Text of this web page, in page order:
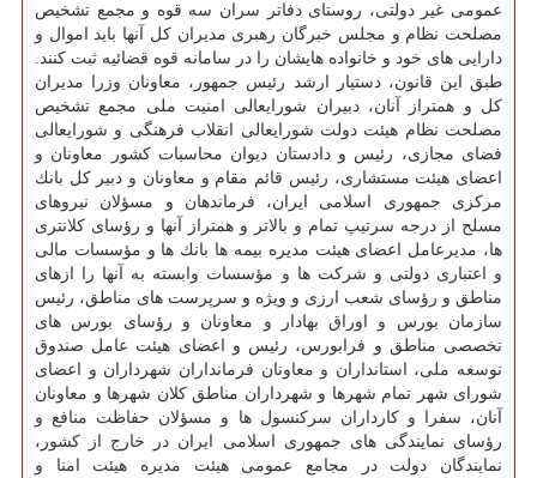
عمومی غیر دولتی، روستای دفاتر سران سه قوه و مجمع تشخیص
مصلحت نظام و مجلس خبرگان رهبری مدیران كل آنها باید اموال و
دارایی های خود و خانواده هایشان را در سامانه قوه قضائیه ثبت كنند.
طبق این قانون، دستیار ارشد رئیس جمهور، معاونان وزرا مدیران
كل و همتراز آنان، دبیران شورایعالی امنیت ملی مجمع تشخیص
مصلحت نظام هیئت دولت شورایعالی انقلاب فرهنگی و شورایعالی
فضای مجازی، رئیس و دادستان دیوان محاسبات كشور معاونان و
اعضای هیئت مستشاری، رئیس قائم مقام و معاونان و دبیر كل بانك
مركزی جمهوری اسلامی ایران، فرماندهان و مسؤلان نیروهای
مسلح از درجه سرتیپ تمام و بالاتر و همتراز آنها و رؤسای كلانتری
ها، مدیرعامل اعضای هیئت مدیره بیمه ها بانك ها و مؤسسات مالی
و اعتباری دولتی و شركت ها و مؤسسات وابسته به آنها را ازهای
مناطق و رؤسای شعب ارزی و ویژه و سرپرست های مناطق، رئیس
سازمان بورس و اوراق بهادار و معاونان و رؤسای بورس های
تخصصی مناطق و فرابورس، رئیس و اعضای هیئت عامل صندوق
توسعه ملی، استانداران و معاونان فرمانداران شهرداران و اعضای
شورای شهر تمام شهرها و شهرداران مناطق كلان شهرها و معاونان
آنان، سفرا و كارداران سركنسول ها و مسؤلان حفاظت منافع و
رؤسای نمایندگی های جمهوری اسلامی ایران در خارج از كشور،
نمایندگان دولت در مجامع عمومی هیئت مدیره هیئت امنا و